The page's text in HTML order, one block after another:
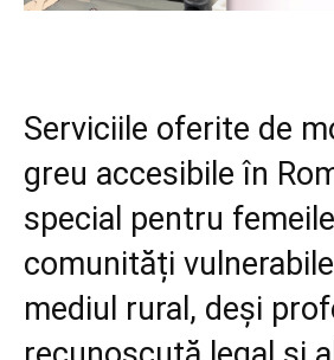
Serviciile oferite de
greu accesibile în
special pentru
comunități
mediul rural, deși